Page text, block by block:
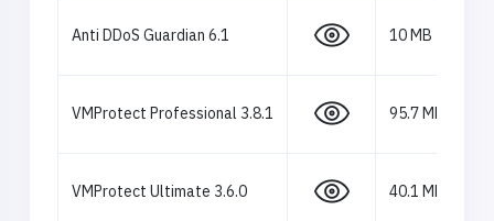
Anti DDoS Guardian 6.1 10 MB
VMProtect Professional 3.8.1 95.7 MB
VMProtect Ultimate 3.6.0 40.1 MB